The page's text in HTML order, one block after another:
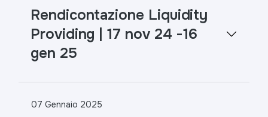
Rendicontazione Liquidity
Providing | 17 nov 24 -16
gen 25
07 Gennaio 2025